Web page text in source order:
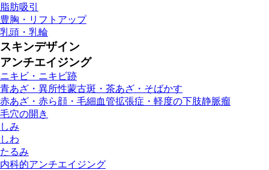
脂肪吸引
豊胸・リフトアップ
乳頭・乳輪
スキンデザイン
アンチエイジング
ニキビ・ニキビ跡
青あざ・異所性蒙古斑・茶あざ・そばかす
赤あざ・赤ら顔・毛細血管拡張症・軽度の下肢静脈瘤
毛穴の開き
しみ
しわ
たるみ
内科的アンチエイジング